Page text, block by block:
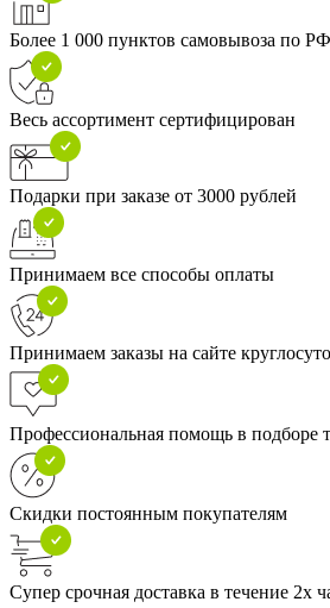
Более 1 000 пунктов самовывоза по РФ
Весь ассортимент сертифицирован
Подарки при заказе от 3000 рублей
Принимаем все способы оплаты
Принимаем заказы на сайте
Профессиональная помощь в подборе
Скидки постоянным покупателям
Супер срочная доставка в течение 2х